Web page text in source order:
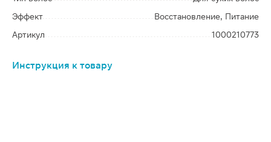
Эффект
Восстановление, Питание
Артикул
1000210773
Инструкция к товару